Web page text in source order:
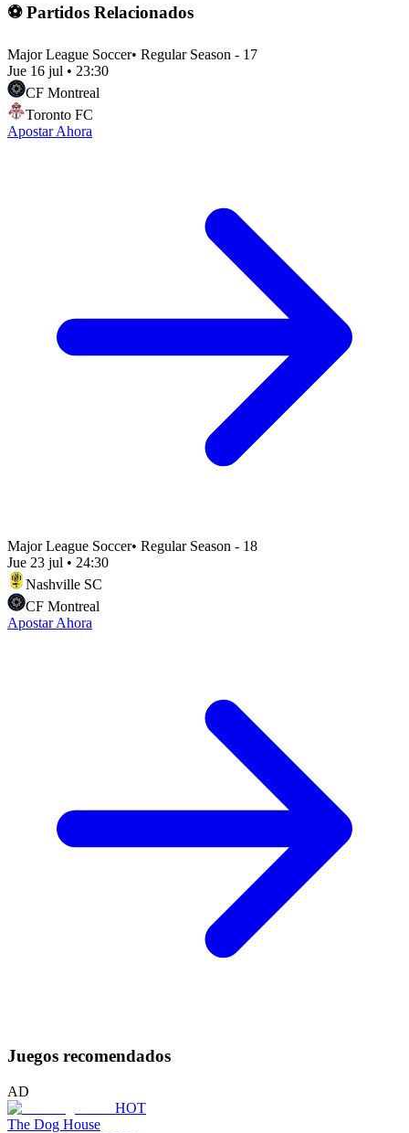
⚽ Partidos Relacionados
Major League Soccer• Regular Season - 17
Jue 16 jul • 23:30
CF Montreal
Toronto FC
Apostar Ahora
Major League Soccer• Regular Season - 18
Jue 23 jul • 24:30
Nashville SC
CF Montreal
Apostar Ahora
Juegos recomendados
AD
HOT
The Dog House